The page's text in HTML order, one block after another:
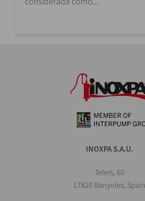
INOXPA S.A.U.
Telers, 60
17820 Banyoles, Spain